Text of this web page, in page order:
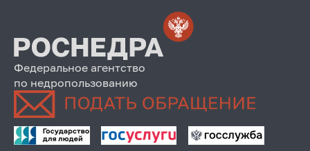
Федеральное агентство
по недропользованию